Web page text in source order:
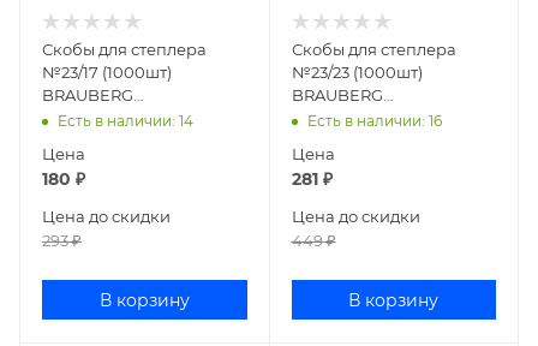
Скобы для степлера
№23/17 (1000шт)
BRAUBERG
оцинкованные 221164
Есть в наличии: 14
Цена
180 ₽
Цена до скидки
293₽
В корзину
Скобы для степлера
№23/23 (1000шт)
BRAUBERG
оцинкованные 227718
Есть в наличии: 16
Цена
281₽
Цена до скидки
449₽
В корзину